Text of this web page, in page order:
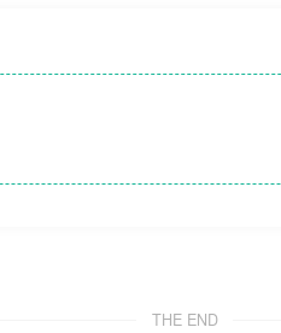
THE END